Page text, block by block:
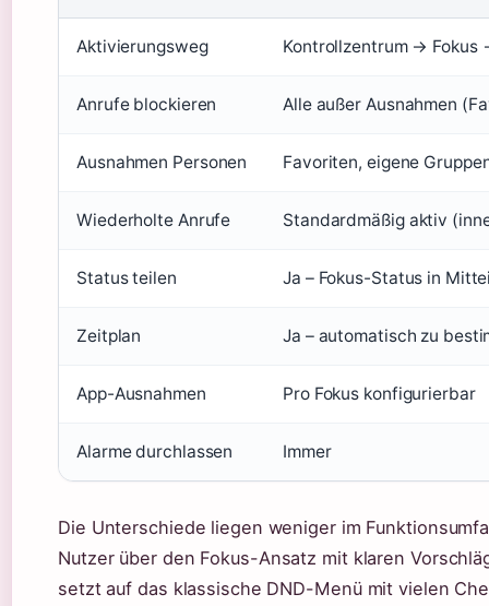
Aktivierungsweg Kontrollzentrum → Fokus
Anrufe blockieren Alle außer Ausnahmen
Ausnahmen Personen Favoriten, eigene
Wiederholte Anrufe Standardmäßig aktiv
Status teilen Ja – Fokus-Status in
Zeitplan Ja – automatisch zu
App-Ausnahmen Pro Fokus konfigurierbar
Alarme durchlassen Immer
Die Unterschiede liegen weniger im
Nutzer über den Fokus-Ansatz mit klaren
setzt auf das klassische DND-Menü mit vielen